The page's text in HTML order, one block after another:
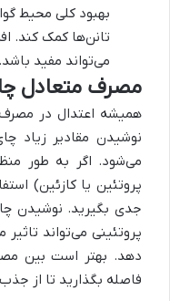
بهبود کلی محیط
تانن‌ها کمک کند.
می‌تواند مفید باشد.
مصرف متعادل
همیشه اعتدال در
نوشیدن مقادیر زیاد
می‌شود. اگر به طور
پروتئین یا کازئین)
جدی بگیرید. نوشیدن
پروتئینی می‌تواند
دهد. بهتر است بین
فاصله بگذارید تا از